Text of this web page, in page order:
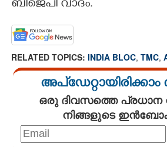
ബിജെപി വാദം.
RELATED TOPICS: INDIA BLOC, TMC,
ഒരു ദിവസത്തെ
നിങ്ങളുടെ